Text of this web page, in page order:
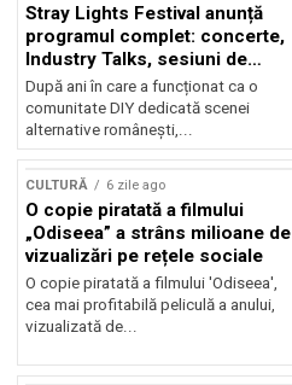
Stray Lights Festival anunță
programul complet: concerte,
Industry Talks, sesiuni de
audiție și noi opțiuni de
participare pentru public
După ani în care a funcționat ca o
comunitate DIY dedicată scenei
alternative românești,...
CULTURĂ 6 zile ago
O copie piratată a filmului
„Odiseea” a strâns milioane de
vizualizări pe rețele sociale
O copie piratată a filmului 'Odiseea',
cea mai profitabilă peliculă a anului,
vizualizată de...